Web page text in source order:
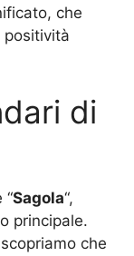
che
di
“Sagola“,
principale.
che